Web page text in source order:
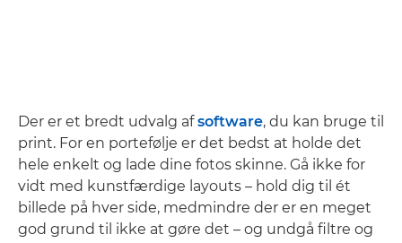
Der er et bredt udvalg afsoftware, du kan bruge til
print. For en portefølje er det bedst at holde det
hele enkelt og lade dine fotos skinne. Gå ikke for
vidt med kunstfærdige layouts – hold dig til ét
billede på hver side, medmindre der er en meget
god grund til ikke at gøre det – og undgå filtre og